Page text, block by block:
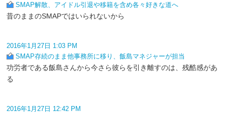
SMAP解散、アイドル引退や移籍を含め各々好きな道へ
昔のままのSMAPではいられないから
2016年1月27日 1:03 PM
SMAP存続のまま他事務所に移り、飯島マネジャーが担当
功労者である飯島さんから今さら彼らを引き離すのは、残酷感があ
る
2016年1月27日 12:42 PM